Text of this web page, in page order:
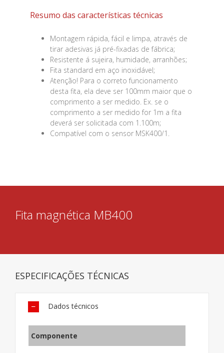
Resumo das características técnicas
Montagem rápida, fácil e limpa, através de
tirar adesivas já pré-fixadas de fábrica;
Resistente á sujeira, humidade, arranhões;
Fita standard em aço inoxidável;
Atenção! Para o correto funcionamento
desta fita, ela deve ser 100mm maior que o
comprimento a ser medido. Ex. se o
comprimento a ser medido for 1m a fita
deverá ser solicitada com 1.100m;
Compatível com o sensor MSK400/1.
Fita magnética MB400
ESPECIFICAÇÕES TÉCNICAS
Dados técnicos
Componente